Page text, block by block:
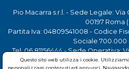
Pio Macarra s.r.l. - Sede Legale:
00197 Roma
Partita Iva: 04809541008 - Codice
Sociale 700.000
Tel.06 81156444- Sede Operativa:
San Cesareo
Questo sito web utilizza i cookie.